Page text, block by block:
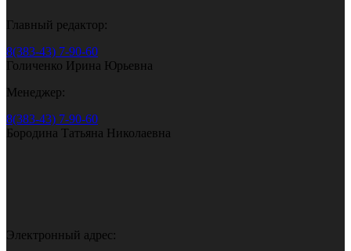
Главный редактор:
8(383-43) 7-90-60
Голиченко Ирина Юрьевна
Менеджер:
8(383-43) 7-90-60
Бородина Татьяна Николаевна
Электронный адрес: